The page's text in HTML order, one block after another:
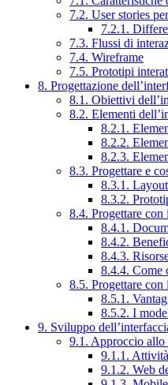
7.2. User stories
7.2.1.
7.3. Flussi di
7.4. Wireframe
7.5. Prototipi
8. Progettazione
8.1. Obiettivi
8.2. Elementi
8.2.1.
8.2.2.
8.2.3.
8.3. Progettare e
8.3.1.
8.3.2.
8.4. Progettare con
8.4.1.
8.4.2.
8.4.3.
8.4.4. Come
8.5. Progettare
8.5.1.
8.5.2. I
9. Sviluppo
9.1. Approccio allo
9.1.1.
9.1.2. Web